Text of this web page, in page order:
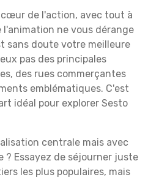
de l'action, avec tout à
ne vous dérange
sans doute votre meilleure
pas des principales
des rues commerçantes
emblématiques. C'est
idéal pour explorer Sesto
centrale mais avec
? Essayez de séjourner juste
les plus populaires, mais